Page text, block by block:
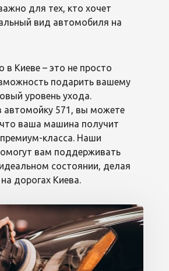
для тех, кто хочет
вид автомобиля на
в Киеве – это не просто
подарить вашему
уровень ухода.
автомойку 571, вы можете
ваша машина получит
класса. Наши
вам поддерживать
состоянии, делая
дорогах Киева.